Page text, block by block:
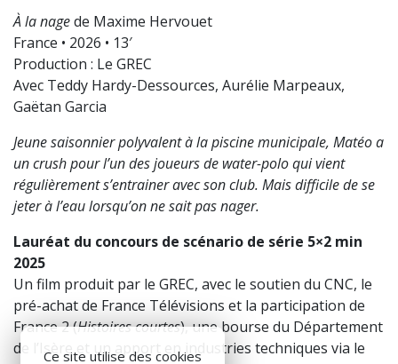
À la nagede Maxime Hervouet
France • 2026 • 13′
Production : Le GREC
Avec Teddy Hardy-Dessources, Aurélie Marpeaux,
Gaëtan Garcia
Jeune saisonnier polyvalent à la piscine municipale, Matéo a
un crush pour l’un des joueurs de water-polo qui vient
régulièrement s’entrainer avec son club. Mais difficile de se
jeter à l’eau lorsqu’on ne sait pas nager.
Lauréat du concours de scénario de série 5×2 min
2025
Un film produit par le GREC, avec le soutien du CNC, le
pré-achat de France Télévisions et la participation de
France 2 (Histoires courtes), une bourse du Département
de l’Isère et un apport en industries techniques via le
Ce site utilise des cookies